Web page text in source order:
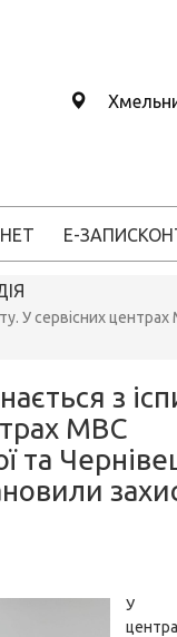
Е-ЗАПИС
У сервісних
з
МВС
та
У